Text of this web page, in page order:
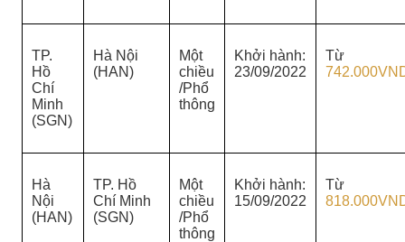
TP.
Hồ
Chí
Minh
(SGN)
Hà Nội
(HAN)
Một
chiều
/Phổ
thông
Khởi hành:
23/09/2022
Từ
Hà
Nội
(HAN)
TP. Hồ
Chí Minh
(SGN)
Một
chiều
/Phổ
thông
Khởi hành:
15/09/2022
Từ